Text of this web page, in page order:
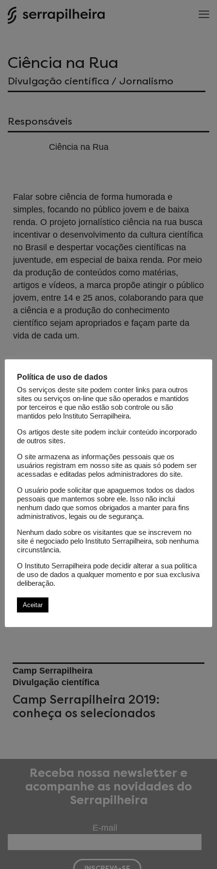
Ciência na Rua
Divulgação científica / Jornalismo
Responsáveis
Ciência na Rua
Falar sobre ciência de forma humorada e
simples, focando no público jovem e de baixa
renda. O projeto jornalístico ciência na rua busca
incentivar o desenvolvimento da cultura científica
no Brasil e despertar vocações científicas na
juventude, em especial de baixa renda. Por meio
da produção de conteúdos como matérias,
artigos e vídeos, a marca propõe atingir o público
jovem, entre 14 e 25 anos, colaborando para que
a ciência e a produção do conhecimento
científico sejam apropriados e façam parte da
vida de cada um.
Site E-mail
Recursos investidos
Chamadas
Camp 2019
Temas divulgação científica jornalismo
jornalismo científico
Periferias
Notícias relacionadas
Divulgação científica
Camp Serrapilheira 2019: confira
as organizações selecionadas na
fase final
Camp Serrapilheira
Divulgação científica
Camp Serrapilheira 2019:
conheça os selecionados
Receba nossa newsletter e
acompanhe as novidades do
Serrapilheira
E-mail
Política de uso de dados
Os serviços deste site podem conter links para outros
sites ou serviços on-line que são operados e mantidos
por terceiros e que não estão sob controle ou são
mantidos pelo Instituto Serrapilheira.
Os artigos deste site podem incluir conteúdo incorporado
de outros sites.
O site armazena as informações pessoais que os
usuários registram em nosso site as quais só podem ser
acessadas e editadas pelos administradores do site.
O usuário pode solicitar que apaguemos todos os dados
pessoais que mantemos sobre ele. Isso não inclui
nenhum dado que somos obrigados a manter para fins
administrativos, legais ou de segurança.
Nenhum dado sobre os visitantes que se inscrevem no
site é negociado pelo Instituto Serrapilheira, sob nenhuma
circunstância.
O Instituto Serrapilheira pode decidir alterar a sua política
de uso de dados a qualquer momento e por sua exclusiva
deliberação.
Aceitar